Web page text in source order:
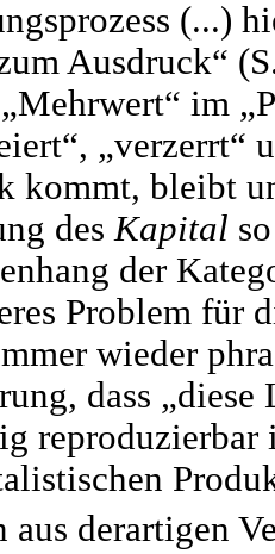
(...)
Ausdruck“
im
„verzerrt“
kommt, bleibt
des Kapital
der
Problem für
wieder
dass
reproduzierbar
derartigen